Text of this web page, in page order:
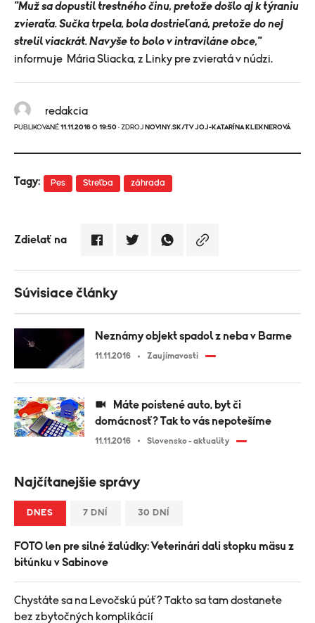
"Muž sa dopustil trestného činu, pretože došlo aj k týraniu
zvieraťa. Sučka trpela, bola dostrieľaná, pretože do nej
strelil viackrát. Navyše to bolo v intraviláne obce,"
informuje Mária Sliacka, z Linky pre zvieratá v núdzi.
redakcia
PUBLIKOVANÉ 11.11.2016 O 19:50 · ZDROJ NOVINY.SK/TV JOJ-KATARÍNA KLEKNEROVÁ
Tagy: Pes Streľba záhrada
Zdielať na
Súvisiace články
Neznámy objekt spadol z neba v Barme
11.11.2016 Zaujímavosti
domácnosť? Tak to vás nepotešíme
11.11.2016 Slovensko - aktuality
Najčítanejšie správy
DNES 7 DNÍ 30 DNÍ
FOTO len pre silné žalúdky: Veterinári dali stopku mäsu z
bitúnku v Sabinove
Chystáte sa na Levočskú púť? Takto sa tam dostanete
bez zbytočných komplikácií